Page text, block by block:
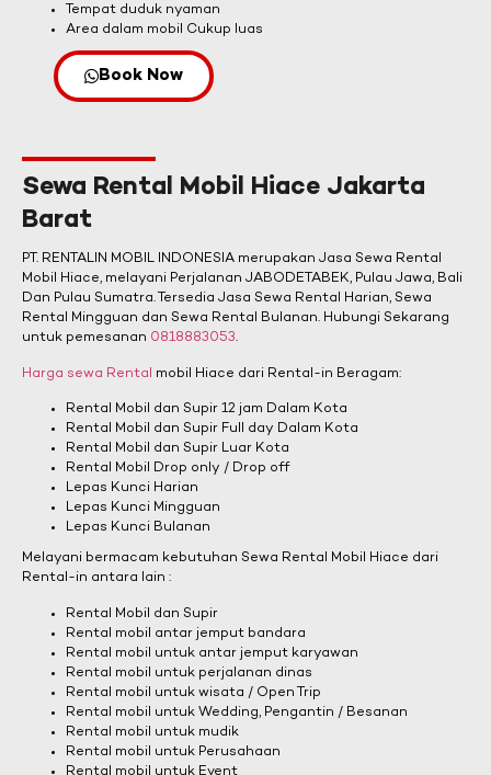
Tempat duduk nyaman
Area dalam mobil Cukup luas
Book Now
Sewa Rental Mobil Hiace Jakarta
Barat
PT. RENTALIN MOBIL INDONESIA merupakan Jasa Sewa Rental
Mobil Hiace, melayani Perjalanan JABODETABEK, Pulau Jawa, Bali
Dan Pulau Sumatra. Tersedia Jasa Sewa Rental Harian, Sewa
Rental Mingguan dan Sewa Rental Bulanan. Hubungi Sekarang
untuk pemesanan 0818883053.
Harga sewa Rental mobil Hiace dari Rental-in Beragam:
Rental Mobil dan Supir 12 jam Dalam Kota
Rental Mobil dan Supir Full day Dalam Kota
Rental Mobil dan Supir Luar Kota
Rental Mobil Drop only / Drop off
Lepas Kunci Harian
Lepas Kunci Mingguan
Lepas Kunci Bulanan
Melayani bermacam kebutuhan Sewa Rental Mobil Hiace dari
Rental-in antara lain :
Rental Mobil dan Supir
Rental mobil antar jemput bandara
Rental mobil untuk antar jemput karyawan
Rental mobil untuk perjalanan dinas
Rental mobil untuk wisata / Open Trip
Rental mobil untuk Wedding, Pengantin / Besanan
Rental mobil untuk mudik
Rental mobil untuk Perusahaan
Rental mobil untuk Event